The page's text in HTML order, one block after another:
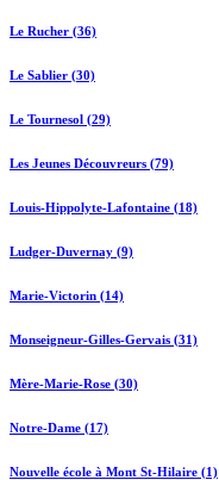
Le Rucher (36)
Le Sablier (30)
Le Tournesol (29)
Les Jeunes Découvreurs (79)
Louis-Hippolyte-Lafontaine (18)
Ludger-Duvernay (9)
Marie-Victorin (14)
Monseigneur-Gilles-Gervais (31)
Mère-Marie-Rose (30)
Notre-Dame (17)
Nouvelle école à Mont St-Hilaire (1)